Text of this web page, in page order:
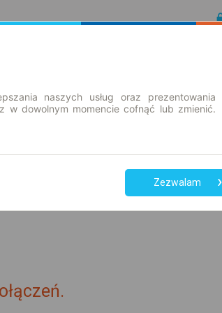
naszych usług oraz prezentowania
w dowolnym momencie cofnąć lub zmienić.
Zezwalam